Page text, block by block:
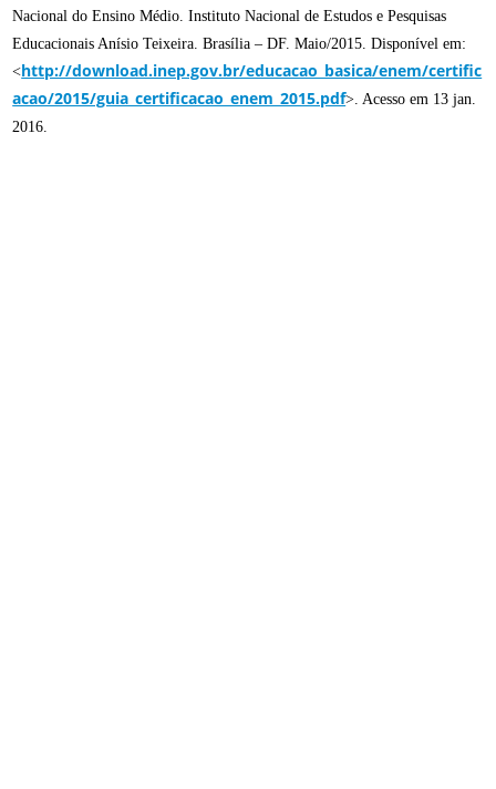
Nacional do Ensino Médio. Instituto Nacional de Estudos e Pesquisas
Educacionais Anísio Teixeira. Brasília – DF. Maio/2015. Disponível em:
<http://download.inep.gov.br/educacao_basica/enem/certific
acao/2015/guia_certificacao_enem_2015.pdf>. Acesso em 13 jan.
2016.